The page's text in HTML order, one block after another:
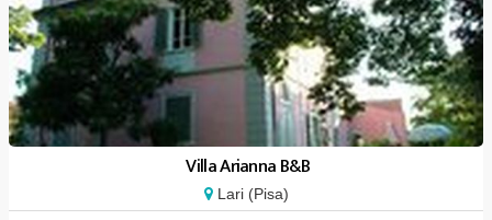
Villa Arianna B&B
Lari (Pisa)